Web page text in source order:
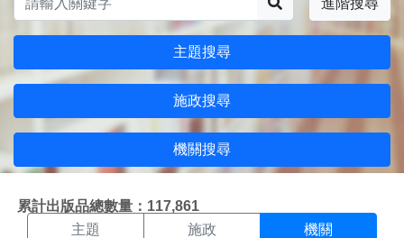
主題搜尋
施政搜尋
機關搜尋
累計出版品總數量：117,861
機關搜尋結果頁面
主題 施政 機關